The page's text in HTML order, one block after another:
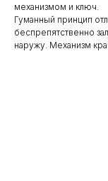
механизмом и ключ.
Гуманный принцип
беспрепятственно
наружу. Механизм